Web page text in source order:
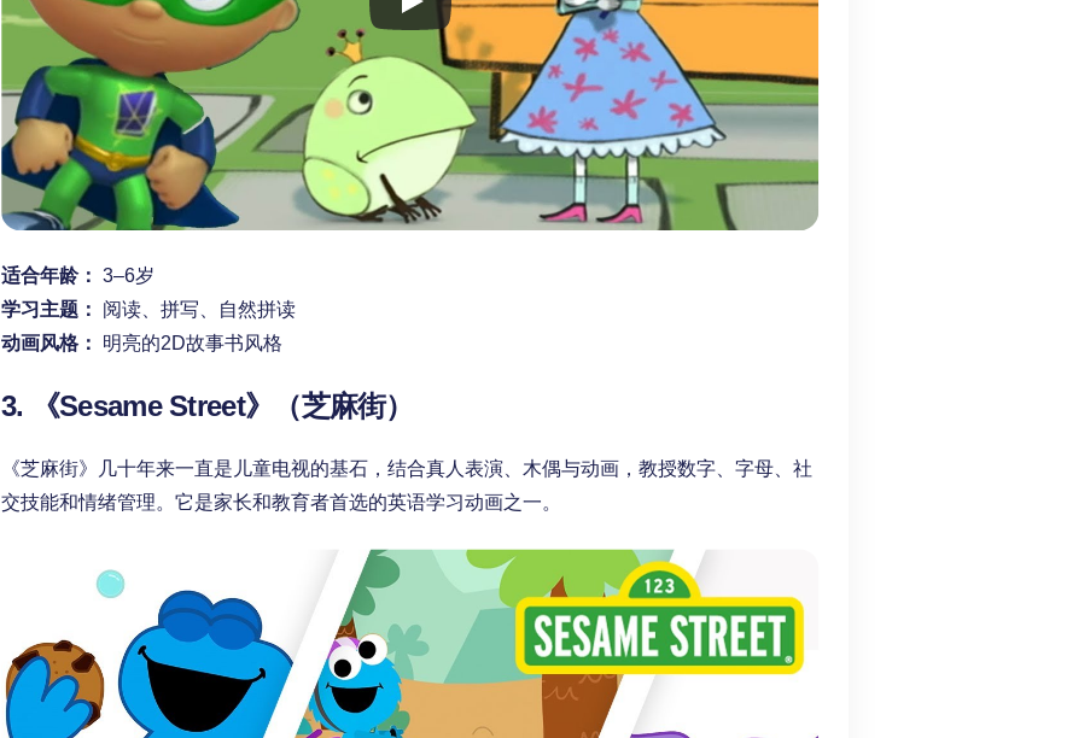
适合年龄： 3–6岁
学习主题：
阅读、拼写、自然拼读
动画风格：
明亮的2D故事书风格
3. 《Sesame Street》（芝麻街）
《芝麻街》几十年来一直是儿童电视的基石，结合真人表演、木偶与动画，教授数字、字母、社
交技能和情绪管理。它是家长和教育者首选的英语学习动画之一。